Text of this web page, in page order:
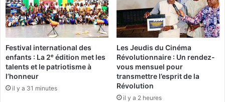
ê
t
é
p
o
u
r
e
s
r
i
e
:
R
o
c
h
Festival international des
enfants : La 2ᵉ édition met les
talents et le patriotisme à
l’honneur
il y a 31 minutes
Les Jeudis du Cinéma
Révolutionnaire : Un rendez-
vous mensuel pour
transmettre l’esprit de la
Révolution
il y a 2 heures